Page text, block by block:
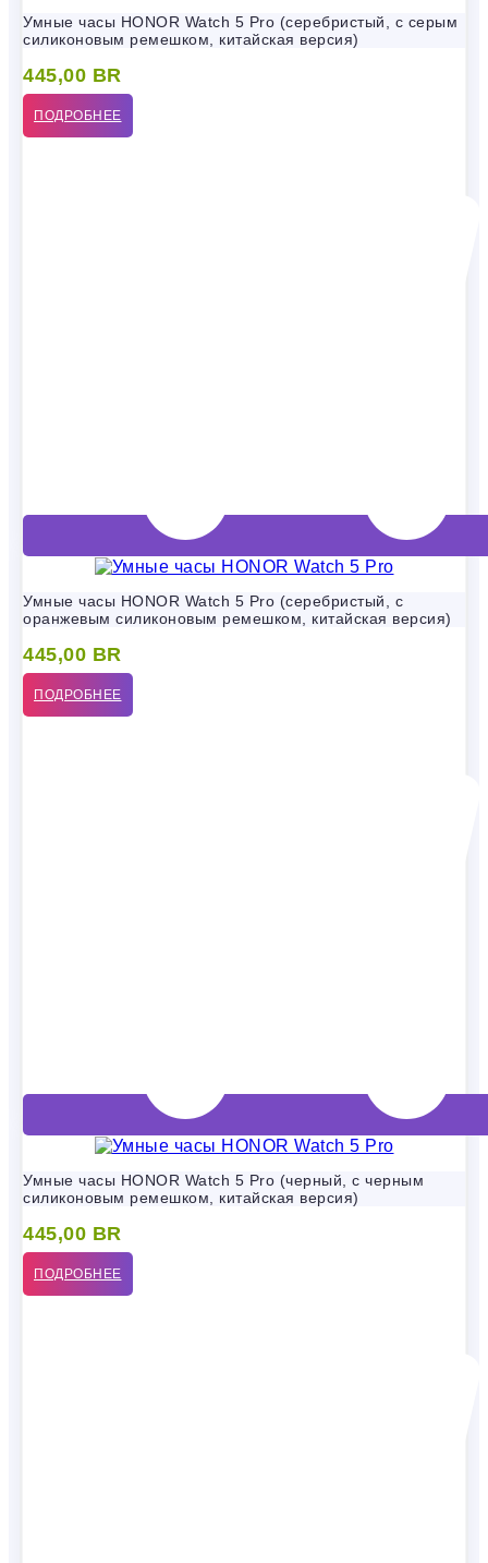
Умные часы HONOR Watch 5 Pro (серебристый, с серым
силиконовым ремешком, китайская версия)
445,00 BR
ПОДРОБНЕЕ
Умные часы HONOR Watch 5 Pro (серебристый, с
оранжевым силиконовым ремешком, китайская версия)
445,00 BR
ПОДРОБНЕЕ
Умные часы HONOR Watch 5 Pro (черный, с черным
силиконовым ремешком, китайская версия)
445,00 BR
ПОДРОБНЕЕ